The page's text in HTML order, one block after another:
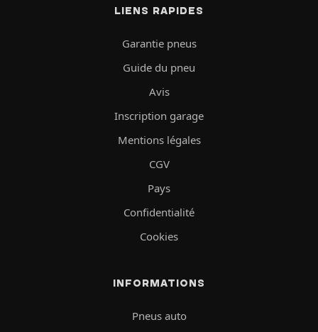
LIENS RAPIDES
Garantie pneus
Guide du pneu
Avis
Inscription garage
Mentions légales
CGV
Pays
Confidentialité
Cookies
INFORMATIONS
Pneus auto